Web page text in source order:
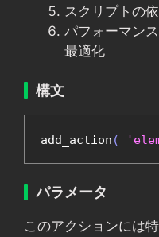
スクリプトの
パフォーマン
最適化
構文
add_action (
パラメータ
このアクションには